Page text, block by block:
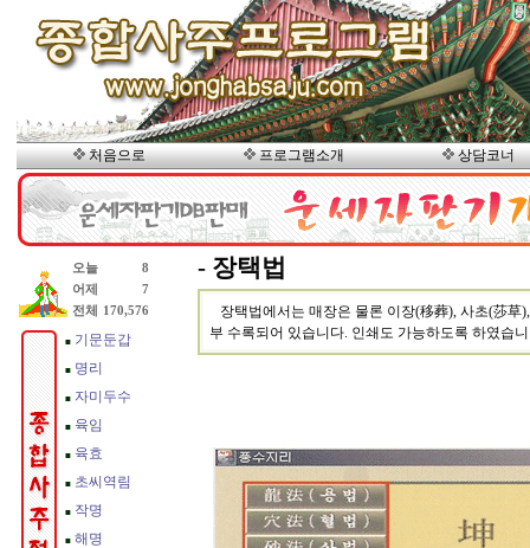
처음으로 프로그램소개 상담코너
- 장택법
장택법에서는 매장은 물론 이장(移葬), 사초(莎草
부 수록되어 있습니다. 인쇄도 가능하도록 하였습